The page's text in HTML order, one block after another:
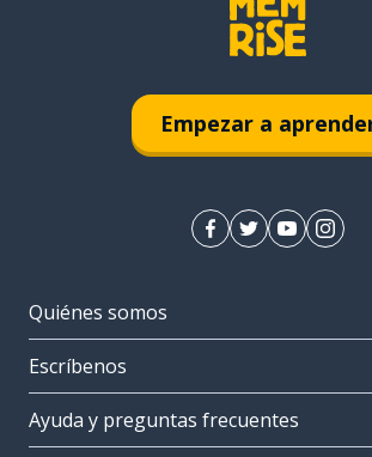
Empezar a
Quiénes somos
Escríbenos
Ayuda y preguntas frecuentes